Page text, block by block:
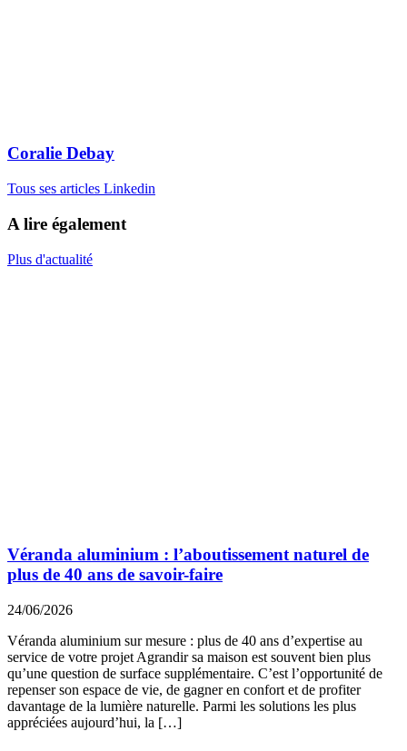
Coralie Debay
Tous ses articles Linkedin
A lire également
Plus d'actualité
Véranda aluminium : l’aboutissement naturel de
plus de 40 ans de savoir-faire
24/06/2026
Véranda aluminium sur mesure : plus de 40 ans d’expertise au
service de votre projet Agrandir sa maison est souvent bien plus
qu’une question de surface supplémentaire. C’est l’opportunité de
repenser son espace de vie, de gagner en confort et de profiter
davantage de la lumière naturelle. Parmi les solutions les plus
appréciées aujourd’hui, la […]